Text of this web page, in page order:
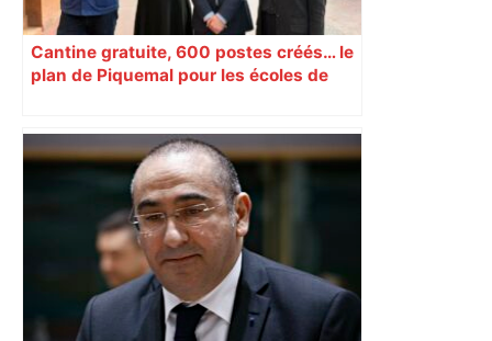
Cantine gratuite, 600 postes créés… le
plan de Piquemal pour les écoles de